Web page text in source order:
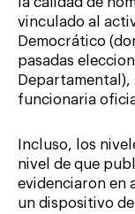
vinculado al
Democrático
pasadas
funcionaria
Incluso, los
nivel de que
evidenciaron en
un dispositivo